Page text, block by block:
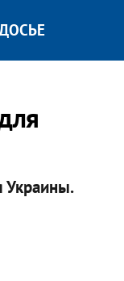
Украины.